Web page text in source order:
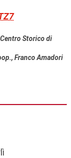
Storico di
Franco Amadori